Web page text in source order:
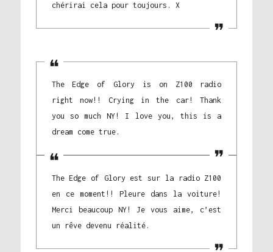
chérirai cela pour toujours. X
The Edge of Glory is on Z100 radio
right now!! Crying in the car! Thank
you so much NY! I love you, this is a
dream come true.
The Edge of Glory est sur la radio Z100
en ce moment!! Pleure dans la voiture!
Merci beaucoup NY! Je vous aime, c’est
un rêve devenu réalité.